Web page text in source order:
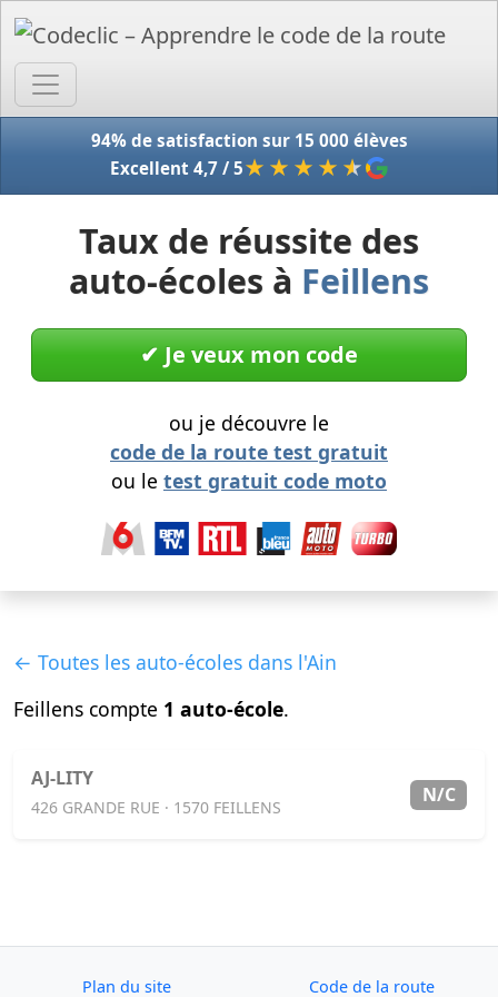
94% de satisfaction sur 15 000 élèves
Excellent 4,7 / 5★★★★ ★
Taux de réussite des
auto-écoles à Feillens
✔︎ Je veux mon code
ou je découvre le
code de la route test gratuit
ou le test gratuit code moto
← Toutes les auto-écoles dans l'Ain
Feillens compte 1 auto-école.
AJ-LITY
426 GRANDE RUE · 1570 FEILLENS
N/C
Plan du site Code de la route